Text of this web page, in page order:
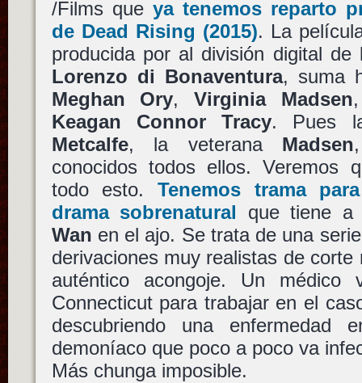
/Films que ya tenemos reparto
de Dead Rising (2015). La
producida por al división digital de
Lorenzo di Bonaventura, suma
Meghan Ory, Virginia Madsen
Keagan Connor Tracy. Pues
Metcalfe, la veterana Madsen
conocidos todos ellos. Veremos
todo esto. Tenemos trama
drama sobrenatural que tiene
Wan en el ajo. Se trata de una
derivaciones muy realistas de
auténtico acongoje. Un
Connecticut para trabajar en el
descubriendo una enfermedad
demoníaco que poco a poco va
Más chunga imposible.